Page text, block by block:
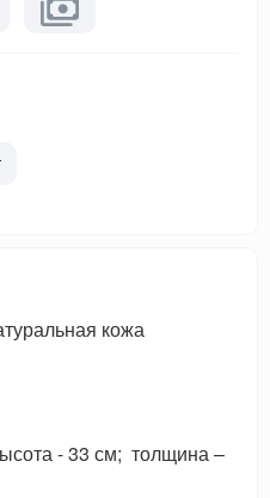
кожа
- 33 см; толщина –